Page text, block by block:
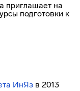
ИнЯз в 2013